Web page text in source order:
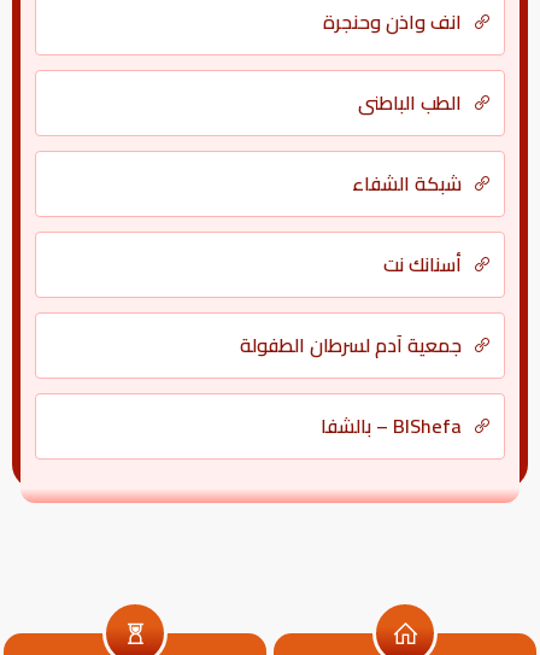
انف واذن وحنجرة
الطب الباطني
شبكة الشفاء
أسنانك نت
جمعية آدم لسرطان الطفولة
BlShefa – بالشفا